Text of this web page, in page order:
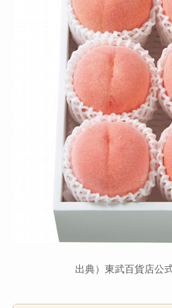
出典）東武百貨店公